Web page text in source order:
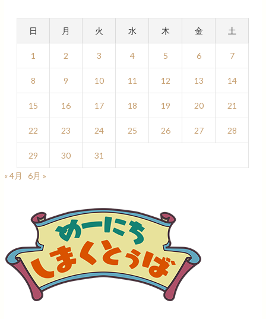
日 月 火 水 木 金 土
1 2 3 4 5 6 7
8 9 10 11 12 13 14
15 16 17 18 19 20 21
22 23 24 25 26 27 28
29 30
31
« 4月
6月 »